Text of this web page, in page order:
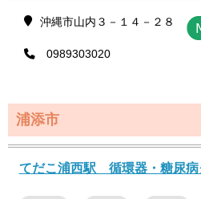
沖縄市山内３－１４－２８
0989303020
浦添市
てだこ浦西駅 循環器・糖尿病